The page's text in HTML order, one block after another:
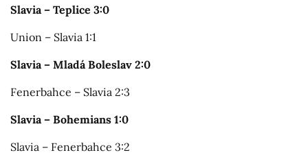
Slavia – Teplice 3:0
Union – Slavia 1:1
Slavia – Mladá Boleslav 2:0
Fenerbahce – Slavia 2:3
Slavia – Bohemians 1:0
Slavia – Fenerbahce 3:2